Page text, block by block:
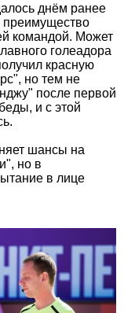
днём ранее
преимущество
командой. Может
голеадора
красную
но тем не
после первой
и с этой
шансы на
но в
в лице